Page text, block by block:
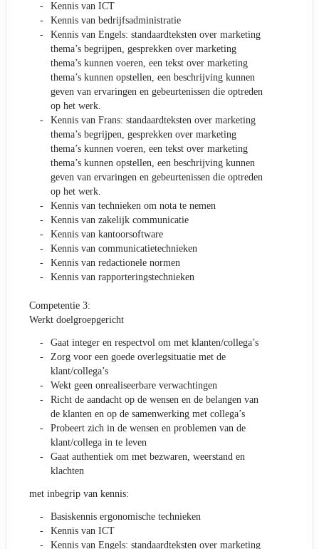
Kennis van ICT
Kennis van bedrijfsadministratie
Kennis van Engels: standaardteksten over marketing
thema’s begrijpen, gesprekken over marketing
thema’s kunnen voeren, een tekst over marketing
thema’s kunnen opstellen, een beschrijving kunnen
geven van ervaringen en gebeurtenissen die optreden
op het werk.
Kennis van Frans: standaardteksten over marketing
thema’s begrijpen, gesprekken over marketing
thema’s kunnen voeren, een tekst over marketing
thema’s kunnen opstellen, een beschrijving kunnen
geven van ervaringen en gebeurtenissen die optreden
op het werk.
Kennis van technieken om nota te nemen
Kennis van zakelijk communicatie
Kennis van kantoorsoftware
Kennis van communicatietechnieken
Kennis van redactionele normen
Kennis van rapporteringstechnieken
Competentie 3:
Werkt doelgroepgericht
Gaat integer en respectvol om met klanten/collega’s
Zorg voor een goede overlegsituatie met de
klant/collega’s
Wekt geen onrealiseerbare verwachtingen
Richt de aandacht op de wensen en de belangen van
de klanten en op de samenwerking met collega’s
Probeert zich in de wensen en problemen van de
klant/collega in te leven
Gaat authentiek om met bezwaren, weerstand en
klachten
met inbegrip van kennis:
Basiskennis ergonomische technieken
Kennis van ICT
Kennis van Engels: standaardteksten over marketing